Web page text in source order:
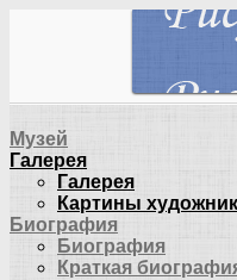
Музей
Галерея
Галерея
Картины
Биография
Биография
Краткая